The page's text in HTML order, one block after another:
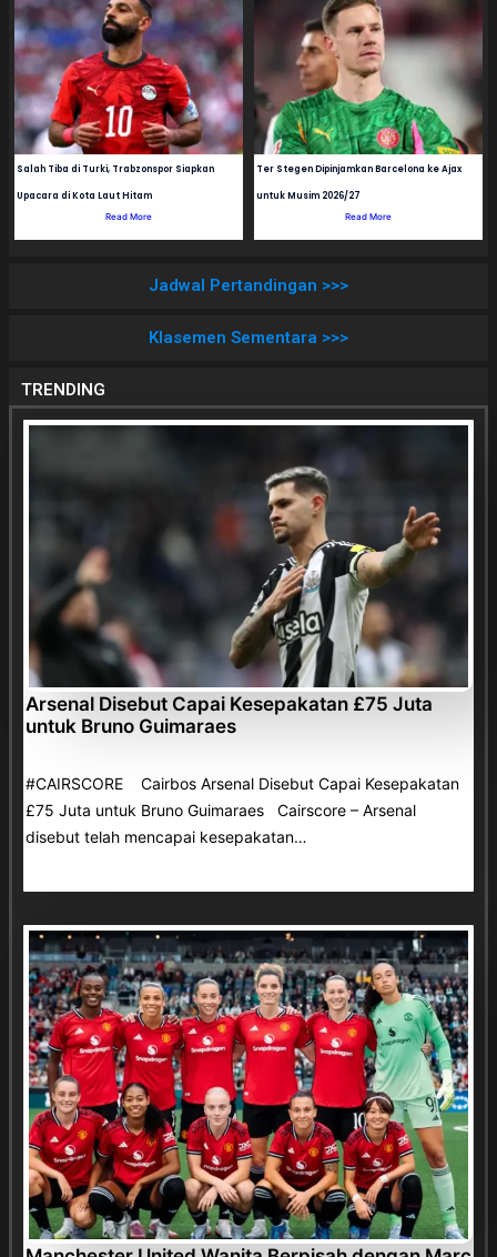
Salah Tiba di Turki, Trabzonspor Siapkan
Upacara di Kota Laut Hitam
Read More
Ter Stegen Dipinjamkan Barcelona ke Ajax
untuk Musim 2026/27
Read More
Jadwal Pertandingan >>>
Klasemen Sementara >>>
TRENDING
Arsenal Disebut Capai Kesepakatan £75 Juta
untuk Bruno Guimaraes
#CAIRSCORE Cairbos Arsenal Disebut Capai Kesepakatan
£75 Juta untuk Bruno Guimaraes Cairscore – Arsenal
disebut telah mencapai kesepakatan…